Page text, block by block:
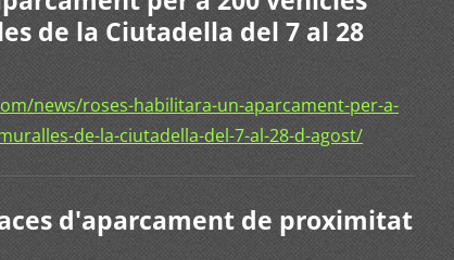
de la Ciutadella del 7 al 28
news/roses-habilitara-un-aparcament-per-a-
de-la-ciutadella-del-7-al-28-d-agost/
d'aparcament de proximitat